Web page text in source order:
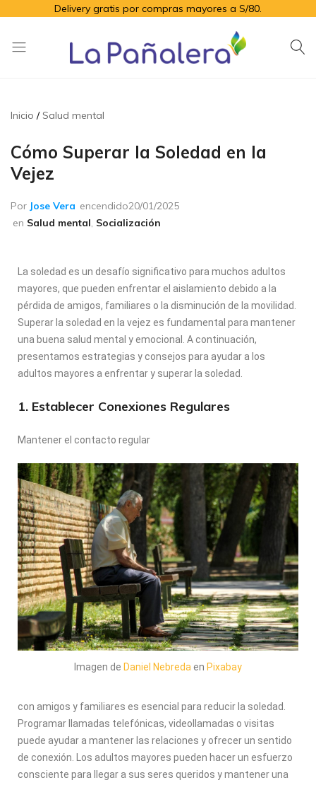
Delivery gratis por compras mayores a S/80.
para
adulto
Inicio Salud mental
Cómo Superar la Soledad en la
Vejez
Por Jose Vera encendido20/01/2025
en Salud mental, Socialización
La soledad es un desafío significativo para muchos adultos
mayores, que pueden enfrentar el aislamiento debido a la
pérdida de amigos, familiares o la disminución de la movilidad.
Superar la soledad en la vejez es fundamental para mantener
una buena salud mental y emocional. A continuación,
presentamos estrategias y consejos para ayudar a los
adultos mayores a enfrentar y superar la soledad.
1. Establecer Conexiones Regulares
Mantener el contacto regular
Imagen de Daniel Nebreda en Pixabay
con amigos y familiares es esencial para reducir la soledad.
Programar llamadas telefónicas, videollamadas o visitas
puede ayudar a mantener las relaciones y ofrecer un sentido
de conexión. Los adultos mayores pueden hacer un esfuerzo
consciente para llegar a sus seres queridos y mantener una